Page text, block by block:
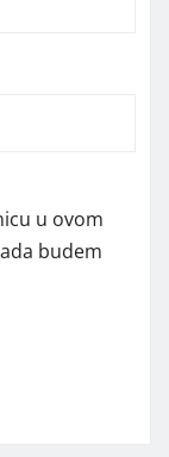
u ovom
budem